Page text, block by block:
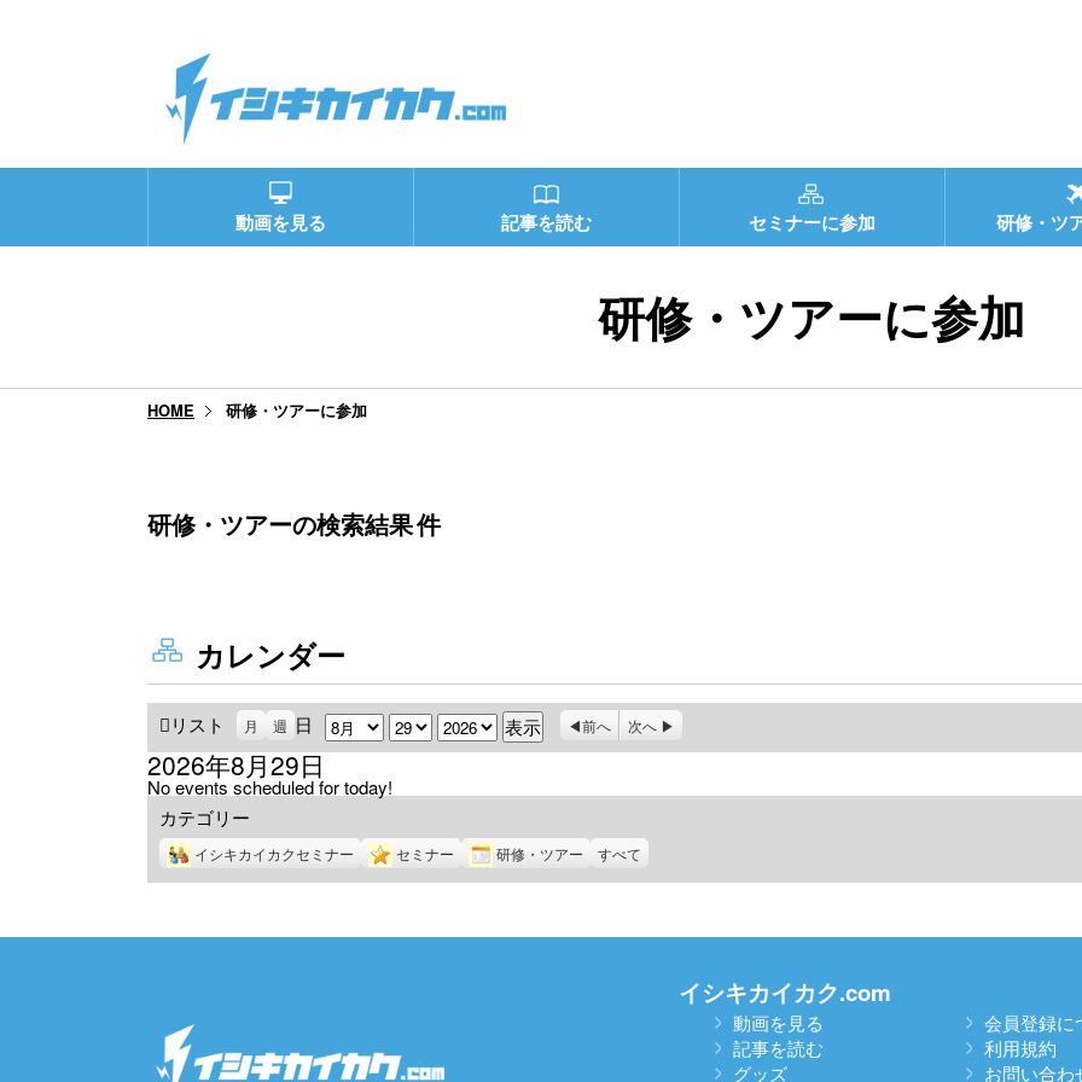
動画を見る 記事を読む セミナーに参加 研修・ツ
研修・ツアーに参加
HOME 研修・ツアーに参加
研修・ツアーの検索結果件
カレンダー
リスト
示
月 週 日 月 日 年 前へ 次へ
2026年8月29日
No events scheduled for today!
カテゴリー
イシキカイカクセミナー セミナー 研修・ツアー すべて
イシキカイカク.com
動画を見る
記事を読む
グッズ
会員登録に
利用規約
お問い合わ